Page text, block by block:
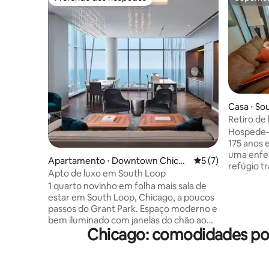
Preferido dos hóspedes
Apartamento ⋅ Downtown Chicag
o
5 de uma
5 (7)
Apto de luxo em South Loop
1 quarto novinho em folha mais sala de
estar em South Loop, Chicago, a poucos
passos do Grant Park. Espaço moderno e
bem iluminado com janelas do chão ao
teto, cama queen size confortável,
cozinha completa, Wi-Fi rápido, Smart
Casa ⋅
Retiro
175 anos
uma
refúgio
Field,
Field,
Chicago: comodidades